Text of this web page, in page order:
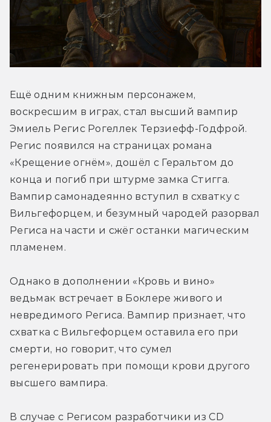
Ещё одним книжным персонажем,
воскресшим в играх, стал высший вампир
Эмиель Регис Рогеллек Терзиефф-Годфрой.
Регис появился на страницах романа
«Крещение огнём», дошёл с Геральтом до
конца и погиб при штурме замка Стигга.
Вампир самонадеянно вступил в схватку с
Вильгефорцем, и безумный чародей разорвал
Региса на части и сжёг останки магическим
пламенем.
Однако в дополнении «Кровь и вино»
ведьмак встречает в Боклере живого и
невредимого Региса. Вампир признает, что
схватка с Вильгефорцем оставила его при
смерти, но говорит, что сумел
регенерировать при помощи крови другого
высшего вампира.
В случае с Регисом разработчики из CD